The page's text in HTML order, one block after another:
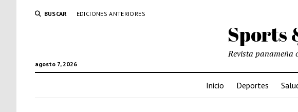
BUSCAR EDICIONES ANTERIORES
Sports
agosto 7, 2026
Revista panameña
Inicio Deportes